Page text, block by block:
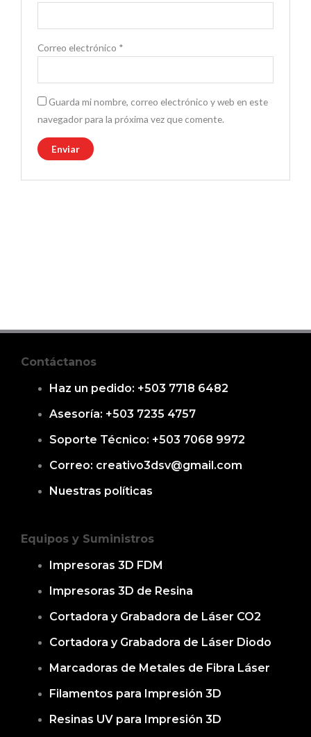
Correo electrónico *
Guarda mi nombre, correo electrónico y web en este
navegador para la próxima vez que comente.
Contáctanos
Haz un pedido: +503 7718 6482
Asesoría: +503 7235 4757
Soporte Técnico: +503 7068 9972
Correo: creativo3dsv@gmail.com
Nuestras políticas
Equipos y Suministros
Impresoras 3D FDM
Impresoras 3D de Resina
Cortadora y Grabadora de Láser CO2
Cortadora y Grabadora de Láser Diodo
Marcadoras de Metales de Fibra Láser
Filamentos para Impresión 3D
Resinas UV para Impresión 3D